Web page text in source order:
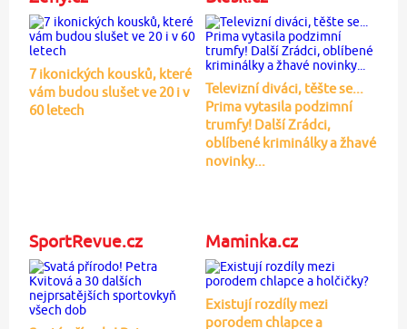
7 ikonických kousků, které
vám budou slušet ve 20 i v
60 letech
Televizní diváci, těšte se...
Prima vytasila podzimní
trumfy! Další Zrádci,
oblíbené kriminálky a žhavé
novinky...
SportRevue.cz Maminka.cz
Existují rozdíly mezi
porodem chlapce a